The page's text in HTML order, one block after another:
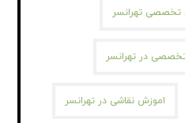
تخصصی تهرانسر
در تهرانسر
اموزش نقاشی در تهرانسر